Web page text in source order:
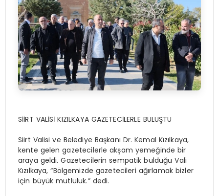
SİİRT VALİSİ KIZILKAYA GAZETECİLERLE BULUŞTU
Siirt Valisi ve Belediye Başkanı Dr. Kemal Kızılkaya,
kente gelen gazetecilerle akşam yemeğinde bir
araya geldi. Gazetecilerin sempatik bulduğu Vali
Kızılkaya, “Bölgemizde gazetecileri ağırlamak bizler
için büyük mutluluk.” dedi.